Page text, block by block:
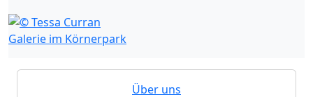
Galerie im Körnerpark
Über uns